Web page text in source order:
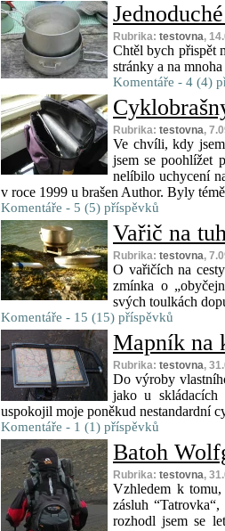
Rubrika: testovna,
Chtěl bych přispět
stránky a na
Komentáře - 4 (4)
Rubrika: testovna,
Ve chvíli, kdy
jsem se poohlížet
nelíbilo uchycení
v roce 1999 u brašen Author. Byly
Komentáře - 5 (5) příspěvků
Vařič na
Rubrika: testovna,
O vařičích na
zmínka o
svých toulkách
Komentáře - 15 (15) příspěvků
Mapník na
Rubrika: testovna,
Do výroby
jako u skládacích
uspokojil moje poněkud nestandardní
Komentáře - 1 (1) příspěvků
Batoh
Rubrika: testovna,
Vzhledem k
zásluh
rozhodl jsem se